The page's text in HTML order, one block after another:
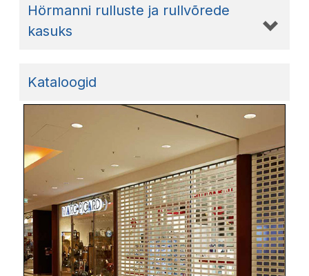
Hörmanni rulluste ja rullvõrede
kasuks
Kataloogid